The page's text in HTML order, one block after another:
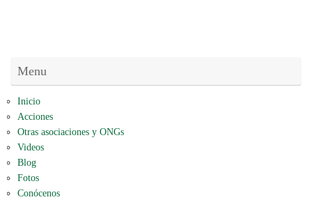
Menu
Inicio
Acciones
Otras asociaciones y ONGs
Videos
Blog
Fotos
Conócenos